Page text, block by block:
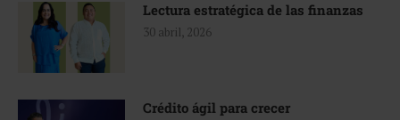
Lectura estratégica de las finanzas
30 abril, 2026
Crédito ágil para crecer